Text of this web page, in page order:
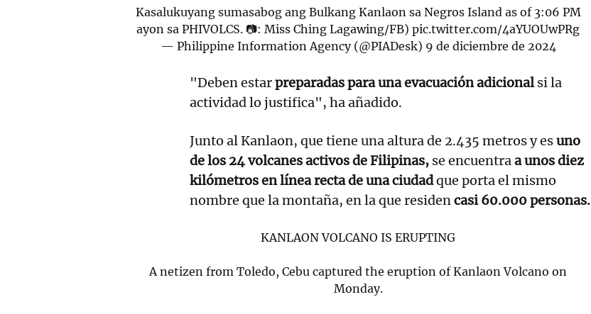
Kasalukuyang sumasabog ang Bulkang Kanlaon sa Negros Island as of 3:06 PM
ayon sa PHIVOLCS. 📷: Miss Ching Lagawing/FB)pic.twitter.com/4aYUOUwPRg
— Philippine Information Agency (@PIADesk) 9 de diciembre de 2024
"Deben estarpreparadas para una evacuación adicionalsi la
actividad lo justifica", ha añadido.
Junto al Kanlaon, que tiene una altura de 2.435 metros y esuno
de los 24 volcanes activos de Filipinas, se encuentraa unos diez
kilómetros en línea recta de una ciudadque porta el mismo
nombre que la montaña, en la que residencasi 60.000 personas.
KANLAON VOLCANO IS ERUPTING
A netizen from Toledo, Cebu captured the eruption of Kanlaon Volcano on
Monday.